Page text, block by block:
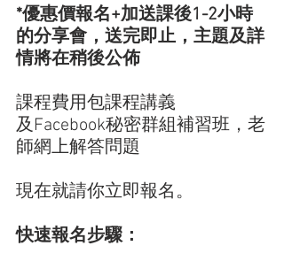
*優惠價報名+加送課後1-2小時
的分享會，送完即止，主題及詳
情將在稍後公佈
課程費用包課程講義
及Facebook秘密群組補習班，老
師網上解答問題
現在就請你立即報名。
快速報名步驟：